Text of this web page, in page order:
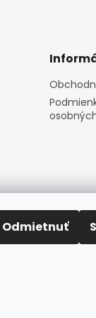
Odmietnuť